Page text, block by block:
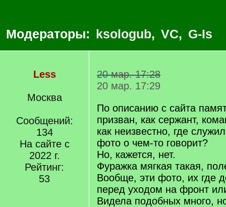
Модераторы: ksologub, VC, G-Is
Less
Москва
Сообщений:
134
На сайте с
2022 г.
Рейтинг:
53
20 мар. 17:28
20 мар. 17:29
По описанию с сайта
призван, как сержант,
как неизвестно, где
фото о чем-то говорит?
Но, кажется, нет.
Фуражка мягкая такая,
Вообще, эти фото, их где
перед уходом на фронт
Видела подобных много,